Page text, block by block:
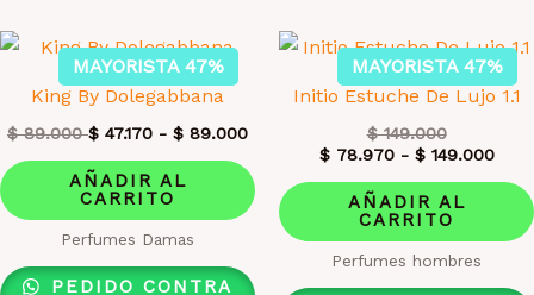
MAYORISTA 47%
King By Dolegabbana
$89.000 $ 47.170 - $ 89.000
AÑADIR AL
CARRITO
Perfumes Damas
PEDIDO CONTRA
MAYORISTA 47%
Initio Estuche De Lujo 1.1
$149.000
$78.970- $149.000
AÑADIR AL
CARRITO
Perfumes hombres